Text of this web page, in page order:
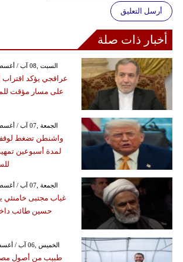
أرسل التعليق
أخبار ذات صلة
GMT 13:25 2026 السبت ,08 آب / أغسطس
عراقجي يؤكد
على مسار مؤقت
GMT 21:30 2026 الجمعة ,07 آب / أغسطس
واشنطن تضغط لوقف
لمدة أسبوعين
GMT 13:59 2026 الجمعة ,07 آب / أغسطس
غياب مجتبى خامنئي
حسين طائب
GMT 12:56 2026 الخميس ,06 آب / أغسطس
طبيب من أصول